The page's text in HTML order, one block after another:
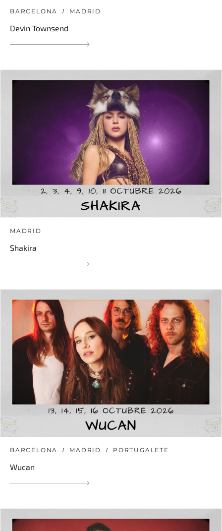
BARCELONA MADRID
Devin Townsend
MADRID
Shakira
BARCELONA MADRID PORTUGALETE
Wucan